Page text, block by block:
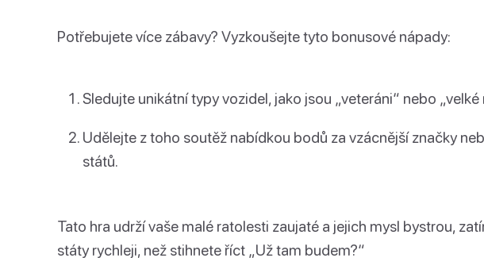
Potřebujete více zábavy? Vyzkoušejte tyto bonusové nápady:
Sledujte unikátní typy vozidel, jako jsou „veteráni“ nebo „velké
Udělejte z toho soutěž nabídkou bodů za vzácnější značky
států.
Tato hra udrží vaše malé ratolesti zaujaté a jejich mysl bystrou,
státy rychleji, než stihnete říct „Už tam budem?“